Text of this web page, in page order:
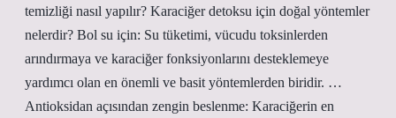
temizliği nasıl yapılır? Karaciğer detoksu için doğal yöntemler
nelerdir? Bol su için: Su tüketimi, vücudu toksinlerden
arındırmaya ve karaciğer fonksiyonlarını desteklemeye
yardımcı olan en önemli ve basit yöntemlerden biridir. …
Antioksidan açısından zengin beslenme: Karaciğerin en